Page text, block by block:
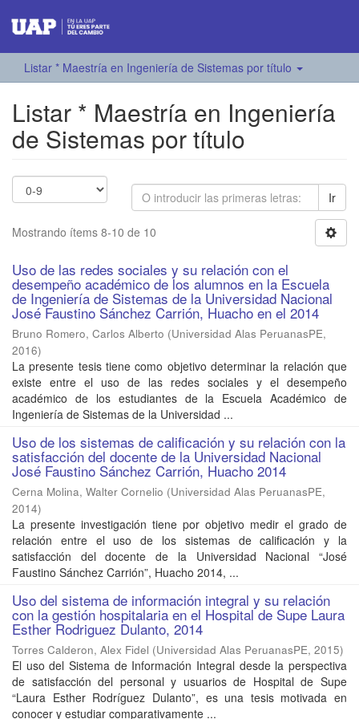
Listar * Maestría en Ingeniería de Sistemas por título
Listar * Maestría en Ingeniería
de Sistemas por título
Ir
Mostrando ítems 8-10 de 10
Uso de las redes sociales y su relación con el
desempeño académico de los alumnos en la Escuela
de Ingeniería de Sistemas de la Universidad Nacional
José Faustino Sánchez Carrión, Huacho en el 2014
Bruno Romero, Carlos Alberto (Universidad Alas PeruanasPE,
2016)
La presente tesis tiene como objetivo determinar la relación que
existe entre el uso de las redes sociales y el desempeño
académico de los estudiantes de la Escuela Académico de
Ingeniería de Sistemas de la Universidad ...
Uso de los sistemas de calificación y su relación con la
satisfacción del docente de la Universidad Nacional
José Faustino Sánchez Carrión, Huacho 2014
Cerna Molina, Walter Cornelio (Universidad Alas PeruanasPE,
2014)
La presente investigación tiene por objetivo medir el grado de
relación entre el uso de los sistemas de calificación y la
satisfacción del docente de la Universidad Nacional “José
Faustino Sánchez Carrión”, Huacho 2014, ...
Uso del sistema de información integral y su relación
con la gestión hospitalaria en el Hospital de Supe Laura
Esther Rodriguez Dulanto, 2014
Torres Calderon, Alex Fidel (Universidad Alas PeruanasPE, 2015)
El uso del Sistema de Información Integral desde la perspectiva
de satisfacción del personal y usuarios de Hospital de Supe
“Laura Esther Rodríguez Dulanto”, es una tesis motivada en
conocer y estudiar comparativamente ...